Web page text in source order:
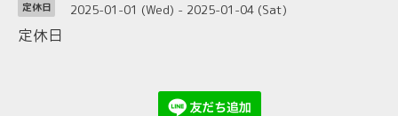
定休日 2025-01-01 (Wed) - 2025-01-04 (Sat)
定休日